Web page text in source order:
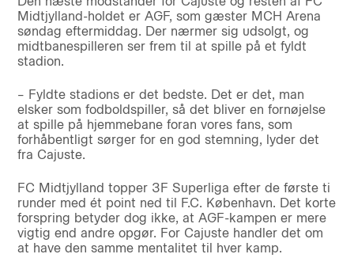
Midtjylland-holdet er AGF, som gæster MCH Arena
søndag eftermiddag. Der nærmer sig udsolgt, og
midtbanespilleren ser frem til at spille på et fyldt
stadion.
– Fyldte stadions er det bedste. Det er det, man
elsker som fodboldspiller, så det bliver en fornøjelse
at spille på hjemmebane foran vores fans, som
forhåbentligt sørger for en god stemning, lyder det
fra Cajuste.
FC Midtjylland topper 3F Superliga efter de første ti
runder med ét point ned til F.C. København. Det korte
forspring betyder dog ikke, at AGF-kampen er mere
vigtig end andre opgør. For Cajuste handler det om
at have den samme mentalitet til hver kamp.